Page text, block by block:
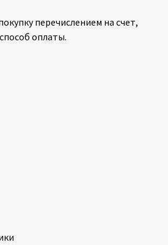
перечислением на счет,
оплаты.